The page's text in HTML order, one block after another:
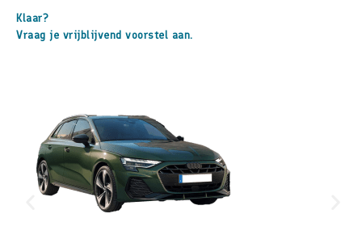
Klaar?
Vraag je vrijblijvend voorstel aan.